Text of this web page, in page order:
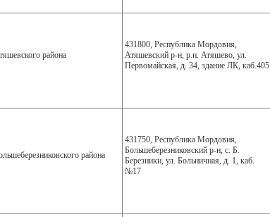
района
431800, Республика Мордовия,
Атяшевский р-н, р.п. Атяшево, ул.
Первомайская, д. 34, здание ЛК, каб.405
района
431750, Республика Мордовия,
Большеберезниковский р-н, с. Б.
Березники, ул. Больничная, д. 1, каб.
№17